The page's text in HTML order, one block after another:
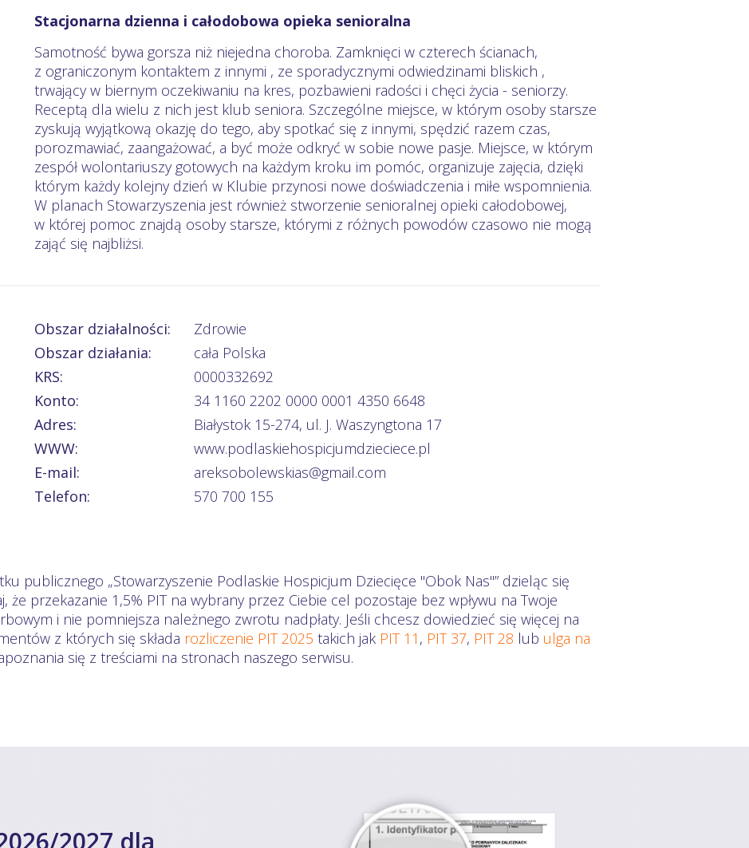
Stacjonarna dzienna i całodobowa opieka senioralna
Samotność bywa gorsza niż niejedna choroba. Zamknięci w czterech ścianach,
z ograniczonym kontaktem z innymi , ze sporadycznymi odwiedzinami bliskich ,
trwający w biernym oczekiwaniu na kres, pozbawieni radości i chęci życia - seniorzy.
Receptą dla wielu z nich jest klub seniora. Szczególne miejsce, w którym osoby starsze
zyskują wyjątkową okazję do tego, aby spotkać się z innymi, spędzić razem czas,
porozmawiać, zaangażować, a być może odkryć w sobie nowe pasje. Miejsce, w którym
zespół wolontariuszy gotowych na każdym kroku im pomóc, organizuje zajęcia, dzięki
którym każdy kolejny dzień w Klubie przynosi nowe doświadczenia i miłe wspomnienia.
W planach Stowarzyszenia jest również stworzenie senioralnej opieki całodobowej,
w której pomoc znajdą osoby starsze, którymi z różnych powodów czasowo nie mogą
zająć się najbliżsi.
Obszar działalności:
Zdrowie
Obszar działania:
cała Polska
KRS:
0000332692
Konto:
34 1160 2202 0000 0001 4350 6648
Adres:
Białystok 15-274, ul. J. Waszyngtona 17
WWW:
www.podlaskiehospicjumdzieciece.pl
E-mail:
areksobolewskias@gmail.com
Telefon:
570 700 155
publicznego „Stowarzyszenie Podlaskie Hospicjum Dziecięce "Obok Nas"” dzieląc się
że przekazanie 1,5% PIT na wybrany przez Ciebie cel pozostaje bez wpływu na Twoje
i nie pomniejsza należnego zwrotu nadpłaty. Jeśli chcesz dowiedzieć się więcej na
z których się składa rozliczenie PIT 2025 takich jak PIT 11 , PIT 37, PIT 28 lub ulga na
się z treściami na stronach naszego serwisu.
2027 dla